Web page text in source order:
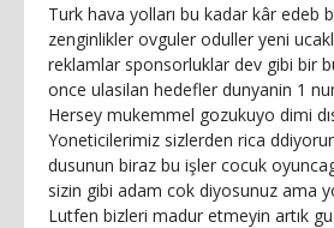
Turk hava yolları bu kadar kâr edeb
zenginlikler ovguler oduller yeni
reklamlar sponsorluklar dev gibi bir
once ulasilan hedefler dunyanin 1
Hersey mukemmel gozukuyo dimi
Yoneticilerimiz sizlerden rica
dusunun biraz bu işler cocuk
sizin gibi adam cok diyosunuz ama
Lutfen bizleri madur etmeyin artık